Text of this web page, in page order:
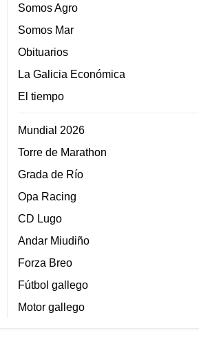
Somos Agro
Somos Mar
Obituarios
La Galicia Económica
El tiempo
Mundial 2026
Torre de Marathon
Grada de Río
Opa Racing
CD Lugo
Andar Miudiño
Forza Breo
Fútbol gallego
Motor gallego